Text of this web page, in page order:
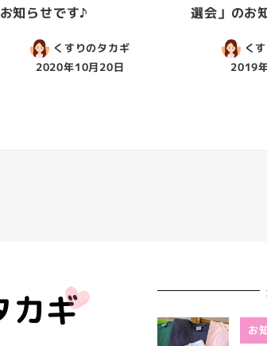
お知らせです♪
くすりのタカギ
2020年10月20日
選会」のお
く
2019
お